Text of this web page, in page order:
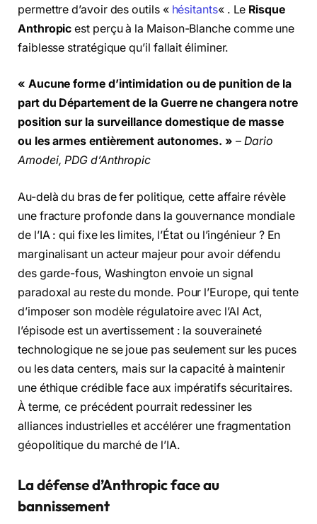
permettre d’avoir des outils « hésitants« . Le Risque
Anthropic est perçu à la Maison-Blanche comme une
faiblesse stratégique qu’il fallait éliminer.
« Aucune forme d’intimidation ou de punition de la
part du Département de la Guerre ne changera notre
position sur la surveillance domestique de masse
ou les armes entièrement autonomes. » – Dario
Amodei, PDG d’Anthropic
Au-delà du bras de fer politique, cette affaire révèle
une fracture profonde dans la gouvernance mondiale
de l’IA : qui fixe les limites, l’État ou l’ingénieur ? En
marginalisant un acteur majeur pour avoir défendu
des garde-fous, Washington envoie un signal
paradoxal au reste du monde. Pour l’Europe, qui tente
d’imposer son modèle régulatoire avec l’AI Act,
l’épisode est un avertissement : la souveraineté
technologique ne se joue pas seulement sur les puces
ou les data centers, mais sur la capacité à maintenir
une éthique crédible face aux impératifs sécuritaires.
À terme, ce précédent pourrait redessiner les
alliances industrielles et accélérer une fragmentation
géopolitique du marché de l’IA.
La défense d’Anthropic face au
bannissement